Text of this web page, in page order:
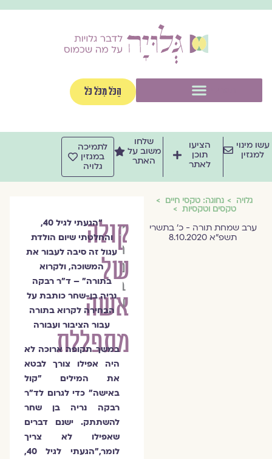
הַכֹּל מִכֹּל כֹּל
מינוי
למגזין
הציעו
תוכן
לאתר
שלחו
משוב על
האתר
לתמיכה
במגזין
גלויה
גלויה נחוגה: טקסי חיים
טקסים וטקסיות
ערב שמחת תורה - כ׳ בתשרי
תשפ״א 8.10.2020
קולה
של
אשה
מתפללת
ד״ר
רבקה
נריה
בן
שחר
״הגעתי לגיל 40,
והחלטתי שיום הולדת
עגול זה סיבה לעבור את
המשוכה, ולקרוא
בתורה״ – ד״ר רבקה
נריה בן-שחר כותבת על
הבחירה לקרוא בתורה
עבור הציבור ועבורה
במשך תקופה ארוכה לא
היה אפילו צורך לבטא
את המילים "קול
באישה" כדי לגרום לד"ר
רבקה נריה בן שחר
להשתתק. ישנם דברים
שאפילו לא צריך
לומר,״הגעתי לגיל 40,